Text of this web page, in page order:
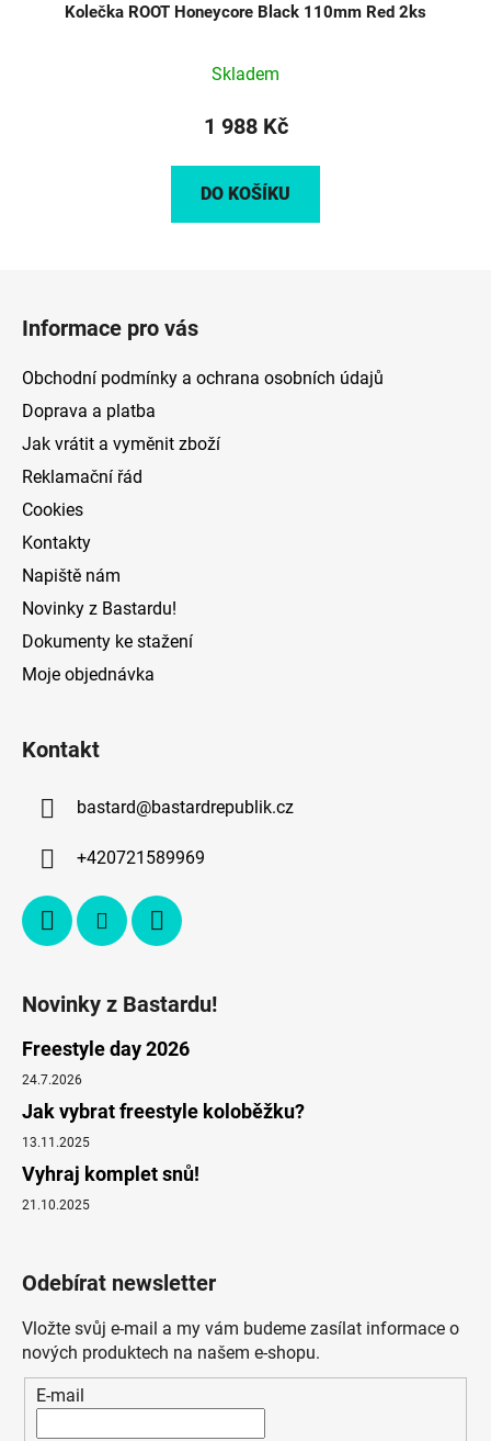
Kolečka ROOT Honeycore Black 110mm Red 2ks
Skladem
1 988 Kč
DO KOŠÍKU
Informace pro vás
Obchodní podmínky a ochrana osobních údajů
Doprava a platba
Jak vrátit a vyměnit zboží
Reklamační řád
Cookies
Kontakty
Napiště nám
Novinky z Bastardu!
Dokumenty ke stažení
Moje objednávka
Kontakt
bastard@bastardrepublik.cz
+420721589969
Novinky z Bastardu!
Freestyle day 2026
24.7.2026
Jak vybrat freestyle koloběžku?
13.11.2025
Vyhraj komplet snů!
21.10.2025
Odebírat newsletter
Vložte svůj e-mail a my vám budeme zasílat informace o
nových produktech na našem e-shopu.
E-mail